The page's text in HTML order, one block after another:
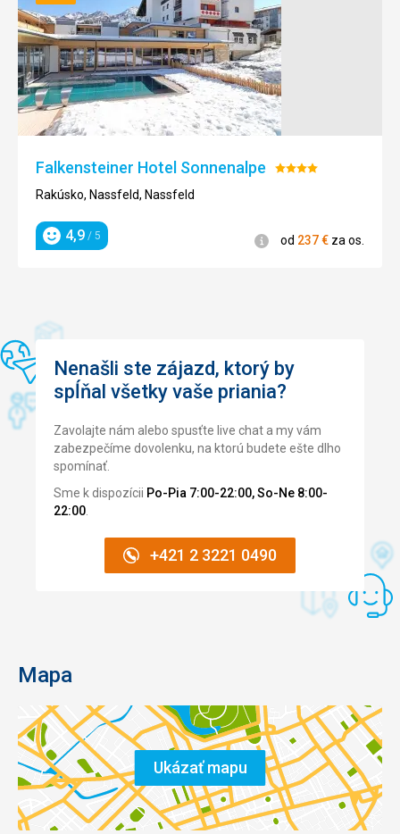
Falkensteiner Hotel Sonnenalpe Hodnotenie:
Rakúsko, Nassfeld, Nassfeld
Hodnotenie
4,9 / 5 Informácie
od 237€ za os.
Nenašli ste zájazd, ktorý by
spĺňal všetky vaše priania?
Zavolajte nám alebo spusťte live chat a my vám
zabezpečíme dovolenku, na ktorú budete ešte dlho
spomínať.
Sme k dispozícii Po-Pia 7:00-22:00, So-Ne 8:00-
22:00.
+421 2 3221 0490
Mapa
Ukázať mapu